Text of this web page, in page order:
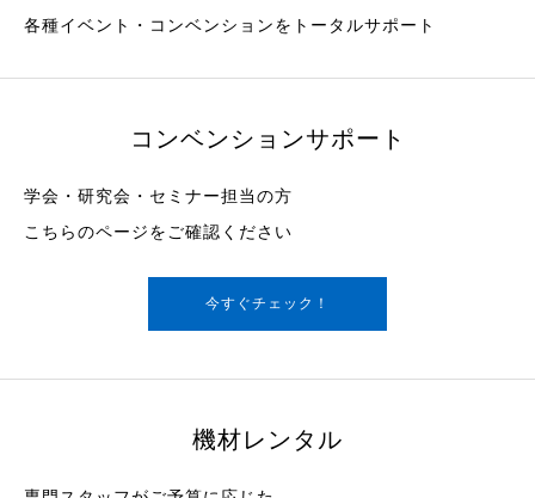
各種イベント・コンベンションをトータルサポート
コンベンションサポート
学会・研究会・セミナー担当の方
こちらのページをご確認ください
今すぐチェック！
機材レンタル